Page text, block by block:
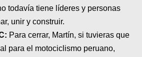
todavía tiene líderes y personas
unir y construir.
Para cerrar, Martín, si tuvieras que
para el motociclismo peruano,